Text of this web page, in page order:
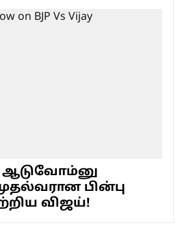
ஆடுவோம்னு
பின்பு
விஜய்!